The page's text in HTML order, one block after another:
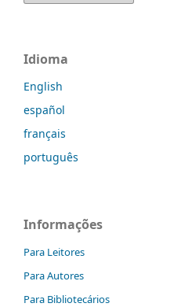
Idioma
English
español
français
português
Informações
Para Leitores
Para Autores
Para Bibliotecários